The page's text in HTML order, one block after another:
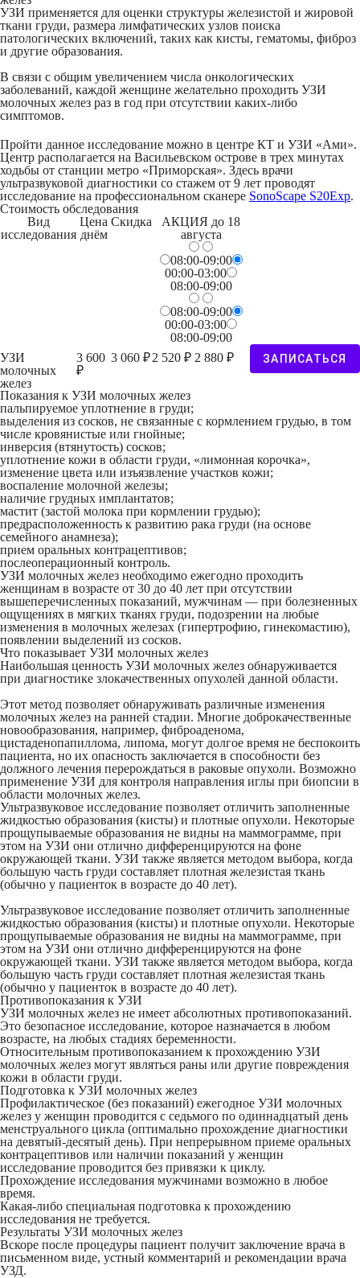
УЗИ применяется для оценки структуры железистой и жировой
ткани груди, размера лимфатических узлов поиска
патологических включений, таких как кисты, гематомы, фиброз
и другие образования.
В связи с общим увеличением числа онкологических
заболеваний, каждой женщине желательно проходить УЗИ
молочных желез раз в год при отсутствии каких-либо
симптомов.
Пройти данное исследование можно в центре КТ и УЗИ «Ами».
Центр располагается на Васильевском острове в трех минутах
ходьбы от станции метро «Приморская». Здесь врачи
ультразвуковой диагностики со стажем от 9 лет проводят
исследование на профессиональном сканере SonoScape S20Exp.
Стоимость обследования
Вид
исследования
Цена
днём
Скидка АКЦИЯ до 18
августа
08:00-09:00
00:00-03:00
08:00-09:00
08:00-09:00
00:00-03:00
08:00-09:00
УЗИ
молочных
желез
3 600
₽
3 060 ₽2 520 ₽ 2 880 ₽ ЗАПИСАТЬСЯ
Показания к УЗИ молочных желез
пальпируемое уплотнение в груди;
выделения из сосков, не связанные с кормлением грудью, в том
числе кровянистые или гнойные;
инверсия (втянутость) сосков;
уплотнение кожи в области груди, «лимонная корочка»,
изменение цвета или изъязвление участков кожи;
воспаление молочной железы;
наличие грудных имплантатов;
мастит (застой молока при кормлении грудью);
предрасположенность к развитию рака груди (на основе
семейного анамнеза);
прием оральных контрацептивов;
послеоперационный контроль.
УЗИ молочных желез необходимо ежегодно проходить
женщинам в возрасте от 30 до 40 лет при отсутствии
вышеперечисленных показаний, мужчинам — при болезненных
ощущениях в мягких тканях груди, подозрении на любые
изменения в молочных железах (гипертрофию, гинекомастию),
появлении выделений из сосков.
Что показывает УЗИ молочных желез
Наибольшая ценность УЗИ молочных желез обнаруживается
при диагностике злокачественных опухолей данной области.
Этот метод позволяет обнаруживать различные изменения
молочных желез на ранней стадии. Многие доброкачественные
новообразования, например, фиброаденома,
цистаденопапиллома, липома, могут долгое время не беспокоить
пациента, но их опасность заключается в способности без
должного лечения перерождаться в раковые опухоли. Возможно
применение УЗИ для контроля направления иглы при биопсии в
области молочных желез.
Ультразвуковое исследование позволяет отличить заполненные
жидкостью образования (кисты) и плотные опухоли. Некоторые
прощупываемые образования не видны на маммограмме, при
этом на УЗИ они отлично дифференцируются на фоне
окружающей ткани. УЗИ также является методом выбора, когда
большую часть груди составляет плотная железистая ткань
(обычно у пациенток в возрасте до 40 лет).
Ультразвуковое исследование позволяет отличить заполненные
жидкостью образования (кисты) и плотные опухоли. Некоторые
прощупываемые образования не видны на маммограмме, при
этом на УЗИ они отлично дифференцируются на фоне
окружающей ткани. УЗИ также является методом выбора, когда
большую часть груди составляет плотная железистая ткань
(обычно у пациенток в возрасте до 40 лет).
Противопоказания к УЗИ
УЗИ молочных желез не имеет абсолютных противопоказаний.
Это безопасное исследование, которое назначается в любом
возрасте, на любых стадиях беременности.
Относительным противопоказанием к прохождению УЗИ
молочных желез могут являться раны или другие повреждения
кожи в области груди.
Подготовка к УЗИ молочных желез
Профилактическое (без показаний) ежегодное УЗИ молочных
желез у женщин проводится с седьмого по одиннадцатый день
менструального цикла (оптимально прохождение диагностики
на девятый-десятый день). При непрерывном приеме оральных
контрацептивов или наличии показаний у женщин
исследование проводится без привязки к циклу.
Прохождение исследования мужчинами возможно в любое
время.
Какая-либо специальная подготовка к прохождению
исследования не требуется.
Результаты УЗИ молочных желез
Вскоре после процедуры пациент получит заключение врача в
письменном виде, устный комментарий и рекомендации врача
УЗД.